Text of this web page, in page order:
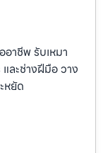
าชีพ รับเหมา
ละช่างฝีมือ วาง
หยัด